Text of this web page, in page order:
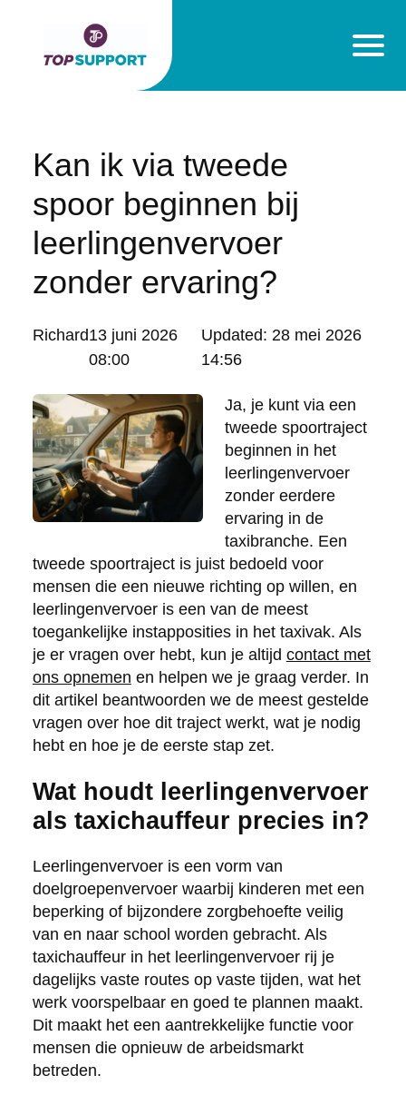
Kan ik via tweede
spoor beginnen bij
leerlingenvervoer
zonder ervaring?
Posted
Richard13 juni 2026
08:00
Updated: 28 mei 2026
14:56
Ja, je kunt via een
tweede spoortraject
beginnen in het
leerlingenvervoer
zonder eerdere
ervaring in de
taxibranche. Een
tweede spoortraject is juist bedoeld voor
mensen die een nieuwe richting op willen, en
leerlingenvervoer is een van de meest
toegankelijke instapposities in het taxivak. Als
je er vragen over hebt, kun je altijd contact met
ons opnemen en helpen we je graag verder. In
dit artikel beantwoorden we de meest gestelde
vragen over hoe dit traject werkt, wat je nodig
hebt en hoe je de eerste stap zet.
Wat houdt leerlingenvervoer
als taxichauffeur precies in?
Leerlingenvervoer is een vorm van
doelgroepenvervoer waarbij kinderen met een
beperking of bijzondere zorgbehoefte veilig
van en naar school worden gebracht. Als
taxichauffeur in het leerlingenvervoer rij je
dagelijks vaste routes op vaste tijden, wat het
werk voorspelbaar en goed te plannen maakt.
Dit maakt het een aantrekkelijke functie voor
mensen die opnieuw de arbeidsmarkt
betreden.